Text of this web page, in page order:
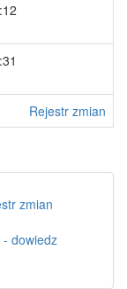
Rejestr zmian
zmian
- dowiedz